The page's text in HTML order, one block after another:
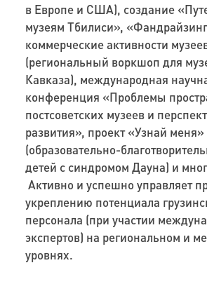
в Европе и США), создание
музеям Тбилиси»,
коммерческие активности
(региональный воркшоп для
Кавказа), международная
конференция «Проблемы
постсоветских музеев и
развития», проект «Узнай меня»
(образовательно-
детей с синдромом Дауна) и
Активно и успешно управляет
укреплению потенциала
персонала (при участии
экспертов) на региональном и
уровнях.